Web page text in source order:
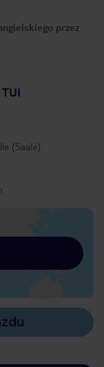
przez
(Saale).